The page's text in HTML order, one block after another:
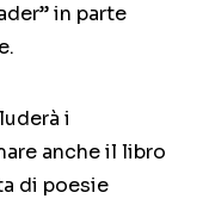
in parte
i
anche il libro
di poesie